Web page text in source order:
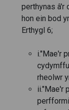
perthynas â'r
hon ein bod
Erthygl 6;
i."Mae'r
rheolwr
ii."Mae'r